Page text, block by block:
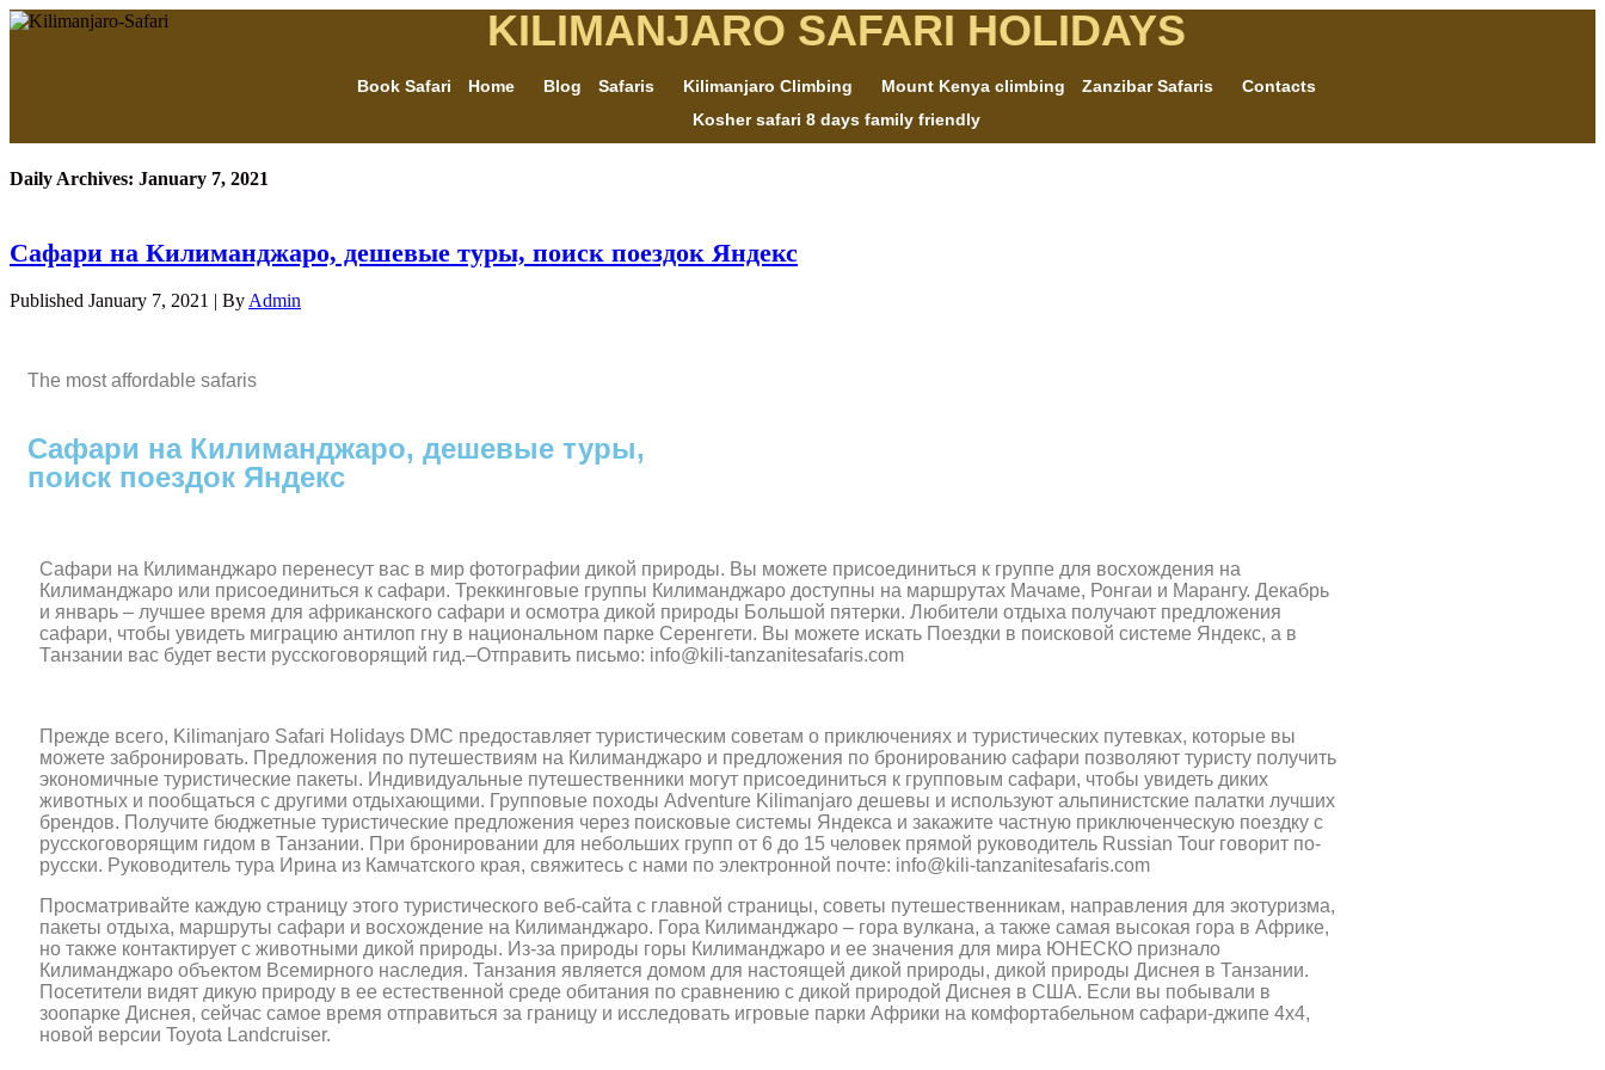
KILIMANJARO SAFARI HOLIDAYS
Book Safari Home Blog Safaris Kilimanjaro Climbing Mount Kenya climbing Zanzibar Safaris
Contacts
Kosher safari 8 days family friendly
Daily Archives: January 7, 2021
Сафари на Килиманджаро, дешевые туры, поиск поездок Яндекс
Published January 7, 2021 | By Admin
The most affordable safaris
Сафари на Килиманджаро, дешевые туры,
поиск поездок Яндекс
Сафари на Килиманджаро перенесут вас в мир фотографии дикой природы. Вы можете присоединиться к группе для восхождения на
Килиманджаро или присоединиться к сафари. Треккинговые группы Килиманджаро доступны на маршрутах Мачаме, Ронгаи и Марангу. Декабрь
и январь – лучшее время для африканского сафари и осмотра дикой природы Большой пятерки. Любители отдыха получают предложения
сафари, чтобы увидеть миграцию антилоп гну в национальном парке Серенгети. Вы можете искать Поездки в поисковой системе Яндекс, а в
Танзании вас будет вести русскоговорящий гид.–Отправить письмо: info@kili-tanzanitesafaris.com
Прежде всего, Kilimanjaro Safari Holidays DMC предоставляет туристическим советам о приключениях и туристических путевках, которые вы
можете забронировать. Предложения по путешествиям на Килиманджаро и предложения по бронированию сафари позволяют туристу получить
экономичные туристические пакеты. Индивидуальные путешественники могут присоединиться к групповым сафари, чтобы увидеть диких
животных и пообщаться с другими отдыхающими. Групповые походы Adventure Kilimanjaro дешевы и используют альпинистские палатки лучших
брендов. Получите бюджетные туристические предложения через поисковые системы Яндекса и закажите частную приключенческую поездку с
русскоговорящим гидом в Танзании. При бронировании для небольших групп от 6 до 15 человек прямой руководитель Russian Tour говорит по-
русски. Руководитель тура Ирина из Камчатского края, свяжитесь с нами по электронной почте: info@kili-tanzanitesafaris.com
Просматривайте каждую страницу этого туристического веб-сайта с главной страницы, советы путешественникам, направления для экотуризма,
пакеты отдыха, маршруты сафари и восхождение на Килиманджаро. Гора Килиманджаро – гора вулкана, а также самая высокая гора в Африке,
но также контактирует с животными дикой природы. Из-за природы горы Килиманджаро и ее значения для мира ЮНЕСКО признало
Килиманджаро объектом Всемирного наследия. Танзания является домом для настоящей дикой природы, дикой природы Диснея в Танзании.
Посетители видят дикую природу в ее естественной среде обитания по сравнению с дикой природой Диснея в США. Если вы побывали в
зоопарке Диснея, сейчас самое время отправиться за границу и исследовать игровые парки Африки на комфортабельном сафари-джипе 4х4,
новой версии Toyota Landcruiser.